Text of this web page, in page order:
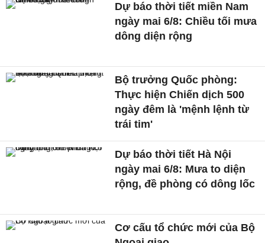
Dự báo thời tiết miền Nam
ngày mai 6/8: Chiều tối mưa
dông diện rộng
Bộ trưởng Quốc phòng:
Thực hiện Chiến dịch 500
ngày đêm là 'mệnh lệnh từ
trái tim'
Dự báo thời tiết Hà Nội
ngày mai 6/8: Mưa to diện
rộng, đề phòng có dông lốc
Cơ cấu tổ chức mới của Bộ